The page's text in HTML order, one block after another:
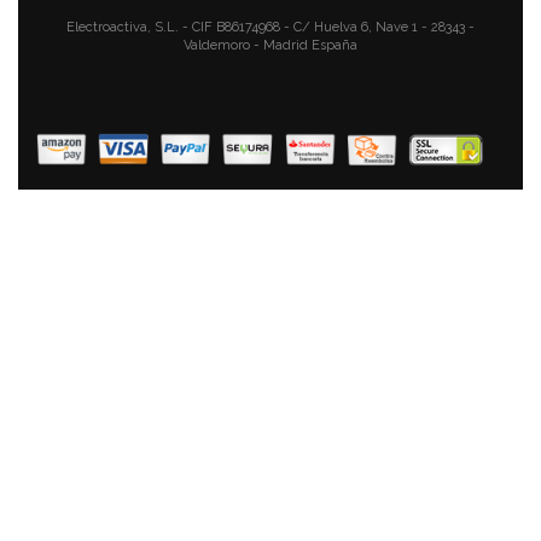
MPM MMW-04 Set Cortapelos Inalámbrico, Afeitadora
48,90 € 32,90 €
AÑADIR AL CARRITO
Electroactiva, S.L. - CIF B86174968 - C/ Huelva 6, Nave 1 - 28343 -
Valdemoro - Madrid España